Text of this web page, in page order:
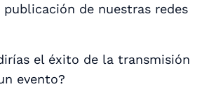
publicación de nuestras redes
el éxito de la transmisión
evento?